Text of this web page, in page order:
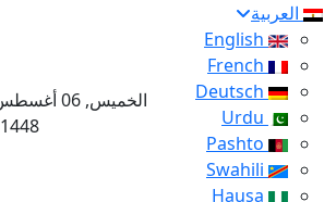
العربية
1448 هـ